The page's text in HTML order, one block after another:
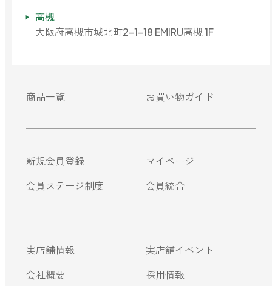
高槻
大阪府高槻市城北町2-1-18 EMIRU高槻 1F
商品一覧 お買い物ガイド
新規会員登録
マイページ
会員ステージ制度
会員統合
実店舗情報
実店舗イベント
会社概要
採用情報